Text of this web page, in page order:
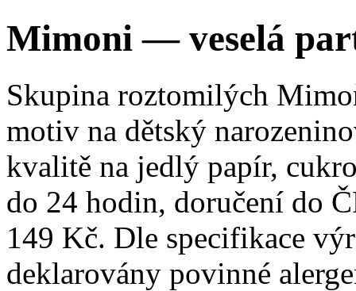
Mimoni — veselá
Skupina roztomilých
motiv na dětský
kvalitě na jedlý papír,
do 24 hodin, doručení do
149 Kč. Dle specifikace
deklarovány povinné